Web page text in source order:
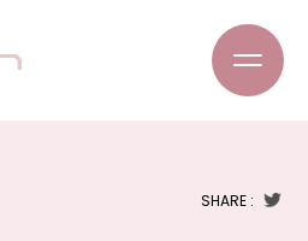
SHARE :